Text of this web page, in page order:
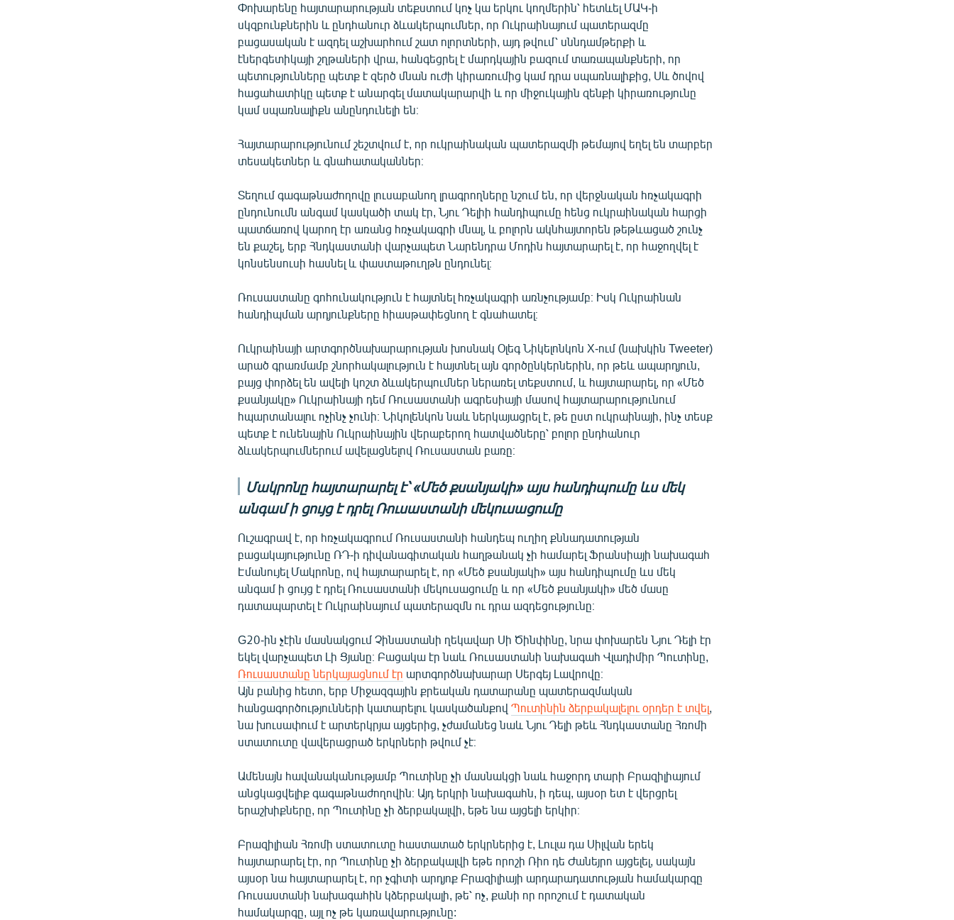
Փոխարենը հայտարարության տեքստում կոչ կա երկու կողմերին՝ հետևել ՄԱԿ-ի
սկզբունքներին և ընդհանուր ձևակերպումներ, որ Ուկրաինայում պատերազմը
բացասական է ազդել աշխարհում շատ ոլորտների, այդ թվում՝ սննդամթերքի և
էներգետիկայի շղթաների վրա, հանգեցրել է մարդկային բազում տառապանքների, որ
պետությունները պետք է զերծ մնան ուժի կիրառումից կամ դրա սպառնալիքից, Սև ծովով
հացահատիկը պետք է անարգել մատակարարվի և որ միջուկային զենքի կիրառությունը
կամ սպառնալիքն անընդունելի են։
Հայտարարությունում շեշտվում է, որ ուկրաինական պատերազմի թեմայով եղել են տարբեր
տեսակետներ և գնահատականներ։
Տեղում գագաթնաժողովը լուսաբանող լրագրողները նշում են, որ վերջնական հռչակագրի
ընդունումն անգամ կասկածի տակ էր, Նյու Դելիի հանդիպումը հենց ուկրաինական հարցի
պատճառով կարող էր առանց հռչակագրի մնալ, և բոլորն ակնհայտորեն թեթևացած շունչ
են քաշել, երբ Հնդկաստանի վարչապետ Նարենդրա Մոդին հայտարարել է, որ հաջողվել է
կոնսենսուսի հասնել և փաստաթուղթն ընդունել։
Ռուսաստանը գոհունակություն է հայտնել հռչակագրի առնչությամբ։ Իսկ Ուկրաինան
հանդիպման արդյունքները հիասթափեցնող է գնահատել։
Ուկրաինայի արտգործնախարարության խոսնակ Օլեգ Նիկելոնկոն X-ում (նախկին Tweeter)
արած գրառմամբ շնորհակալություն է հայտնել այն գործընկերներին, որ թեև ապարդյուն,
բայց փորձել են ավելի կոշտ ձևակերպումներ ներառել տեքստում, և հայտարարել, որ «Մեծ
քսանյակը» Ուկրաինայի դեմ Ռուսաստանի ագրեսիայի մասով հայտարարությունում
հպարտանալու ոչինչ չունի։ Նիկոլենկոն նաև ներկայացրել է, թե ըստ ուկրաինայի, ինչ տեսք
պետք է ունենային Ուկրաինային վերաբերող հատվածները՝ բոլոր ընդհանուր
ձևակերպումներում ավելացնելով Ռուսաստան բառը։
Մակրոնը հայտարարել է՝ «Մեծ քսանյակի» այս հանդիպումը ևս մեկ
անգամ ի ցույց է դրել Ռուսաստանի մեկուսացումը
Ուշագրավ է, որ հռչակագրում Ռուսաստանի հանդեպ ուղիղ քննադատության
բացակայությունը ՌԴ-ի դիվանագիտական հաղթանակ չի համարել Ֆրանսիայի նախագահ
Էմանույել Մակրոնը, ով հայտարարել է, որ «Մեծ քսանյակի» այս հանդիպումը ևս մեկ
անգամ ի ցույց է դրել Ռուսաստանի մեկուսացումը և որ «Մեծ քսանյակի» մեծ մասը
դատապարտել է Ուկրաինայում պատերազմն ու դրա ազդեցությունը։
G20-ին չէին մասնակցում Չինաստանի ղեկավար Սի Ծինփինը, նրա փոխարեն Նյու Դելի էր
եկել վարչապետ Լի Ցյանը։ Բացակա էր նաև Ռուսաստանի նախագահ Վլադիմիր Պուտինը,
Ռուսաստանը ներկայացնում էր արտգործնախարար Սերգեյ Լավրովը։
Այն բանից հետո, երբ Միջազգային քրեական դատարանը պատերազմական
հանցագործությունների կատարելու կասկածանքովՊուտինին ձերբակալելու օրդեր է տվել,
նա խուսափում է արտերկրյա այցերից, չժամանեց նաև Նյու Դելի թեև Հնդկաստանը Հռոմի
ստատուտը վավերացրած երկրների թվում չէ։
Ամենայն հավանականությամբ Պուտինը չի մասնակցի նաև հաջորդ տարի Բրազիլիայում
անցկացվելիք գագաթնաժողովին։ Այդ երկրի նախագահն, ի դեպ, այսօր ետ է վերցրել
երաշխիքները, որ Պուտինը չի ձերբակալվի, եթե նա այցելի երկիր։
Բրազիլիան Հռոմի ստատուտը հաստատած երկրներից է, Լուլա դա Սիլվան երեկ
հայտարարել էր, որ Պուտինը չի ձերբակալվի եթե որոշի Ռիո դե Ժանեյրո այցելել, սակայն
այսօր նա հայտարարել է, որ չգիտի արդյոք Բրազիլիայի արդարադատության համակարգը
Ռուսաստանի նախագահին կձերբակալի, թե՝ ոչ, քանի որ որոշում է դատական
համակարգը, այլ ոչ թե կառավարությունը: